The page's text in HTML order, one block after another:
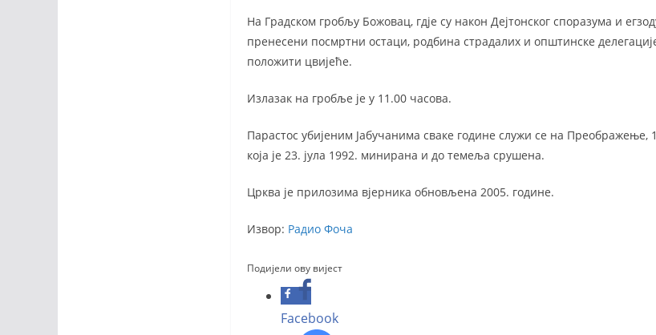
На Градском гробљу Божовац, гдје су након Дејтонског споразума и
пренесени посмртни остаци, родбина страдалих и општинске
положити цвијеће.
Излазак на гробље је у 11.00 часова.
Парастос убијеним Јабучанима сваке године служи се на Преображење,
која је 23. јула 1992. минирана и до темеља срушена.
Црква је прилозима вјерника обновљена 2005. године.
Извор: Радио Фоча
Подијели ову вијест
Facebook